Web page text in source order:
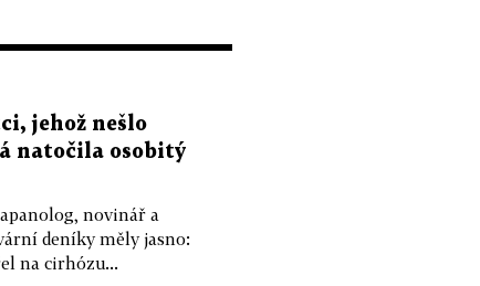
jehož nešlo
natočila osobitý
novinář a
deníky měly jasno:
na cirhózu...